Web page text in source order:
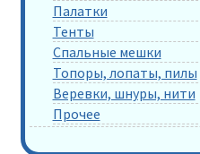
Палатки
Тенты
Спальные мешки
Топоры, лопаты, пилы
Веревки, шнуры, нити
Прочее